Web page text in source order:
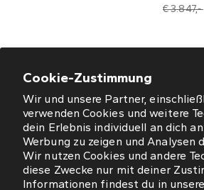
Cookie-Zustimmung
Wir und unsere Partner,
verwenden Cookies und weitere
dein Erlebnis individuell an dich
Werbung zu zeigen und Analysen
Wir nutzen Cookies und andere
diese Zwecke nur mit deiner
Informationen findest du in
€ 3.847,-
ÖFFNUNGSZEITEN
NEWSLETTER
SO FINDEN SIE UNS